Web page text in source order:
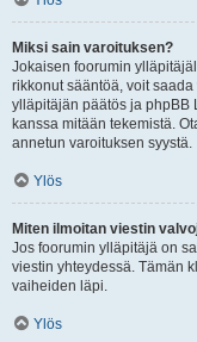
Miksi sain varoituksen?
Jokaisen foorumin
rikkonut sääntöä, voit
ylläpitäjän päätös ja phpBB
kanssa mitään tekemistä.
annetun varoituksen syystä.
Ylös
Miten ilmoitan viestin
Jos foorumin ylläpitäjä on
viestin yhteydessä. Tämän
vaiheiden läpi.
Ylös